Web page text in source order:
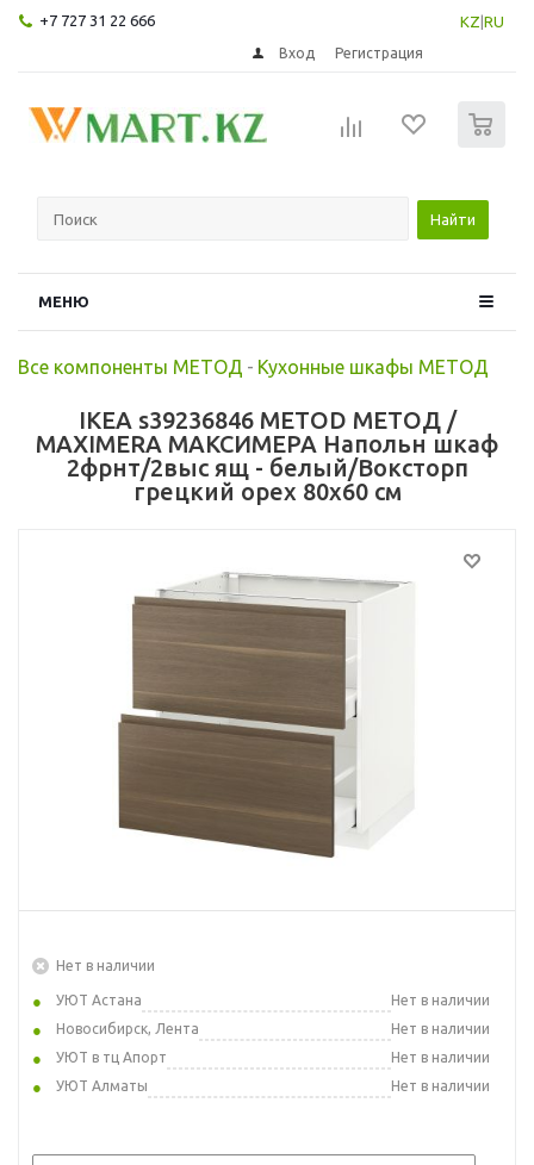
+7 727 31 22 666 KZ RU
Вход Регистрация
Найти
МЕНЮ
Все компоненты МЕТОД - Кухонные шкафы МЕТОД
IKEA s39236846 METOD МЕТОД /
MAXIMERA МАКСИМЕРА Напольн шкаф
2фрнт/2выс ящ - белый/Воксторп
грецкий орех 80x60 см
Нет в наличии
УЮТ Астана
Нет в наличии
Новосибирск, Лента
Нет в наличии
УЮТ в тц Апорт
Нет в наличии
УЮТ Алматы
Нет в наличии